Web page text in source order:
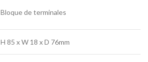
Bloque de terminales
H 85 x W 18 x D 76mm